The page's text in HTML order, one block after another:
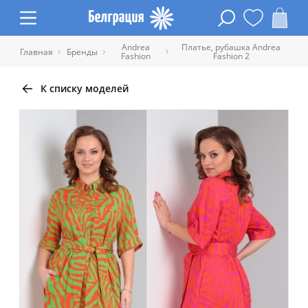
Главная Бренды Andrea
Fashion
Платье, рубашка Andrea
Fashion 2
Таблица размеров одежды
К списку моделей